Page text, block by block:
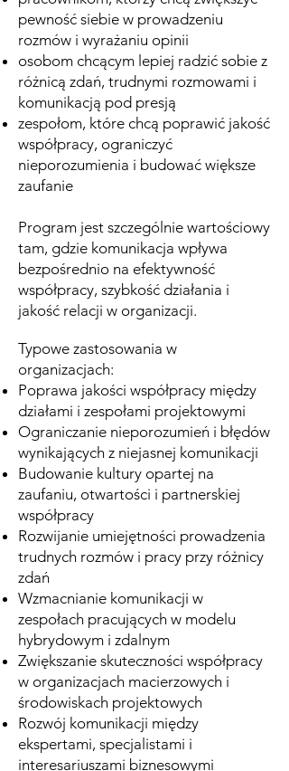
pewność siebie w prowadzeniu
rozmów i wyrażaniu opinii
osobom chcącym lepiej radzić sobie z
różnicą zdań, trudnymi rozmowami i
komunikacją pod presją
zespołom, które chcą poprawić jakość
współpracy, ograniczyć
nieporozumienia i budować większe
zaufanie
Program jest szczególnie wartościowy
tam, gdzie komunikacja wpływa
bezpośrednio na efektywność
współpracy, szybkość działania i
jakość relacji w organizacji.
Typowe zastosowania w
organizacjach:
Poprawa jakości współpracy między
działami i zespołami projektowymi
Ograniczanie nieporozumień i błędów
wynikających z niejasnej komunikacji
Budowanie kultury opartej na
zaufaniu, otwartości i partnerskiej
współpracy
Rozwijanie umiejętności prowadzenia
trudnych rozmów i pracy przy różnicy
zdań
Wzmacnianie komunikacji w
zespołach pracujących w modelu
hybrydowym i zdalnym
Zwiększanie skuteczności współpracy
w organizacjach macierzowych i
środowiskach projektowych
Rozwój komunikacji między
ekspertami, specjalistami i
interesariuszami biznesowymi